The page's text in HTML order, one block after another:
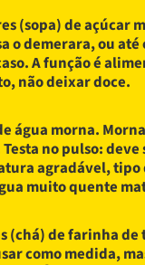
(sopa) de açúcar
o demerara, ou até
A função é
não deixar doce.
água morna.
no pulso: deve
agradável, tipo
muito quente
(chá) de farinha
como medida,